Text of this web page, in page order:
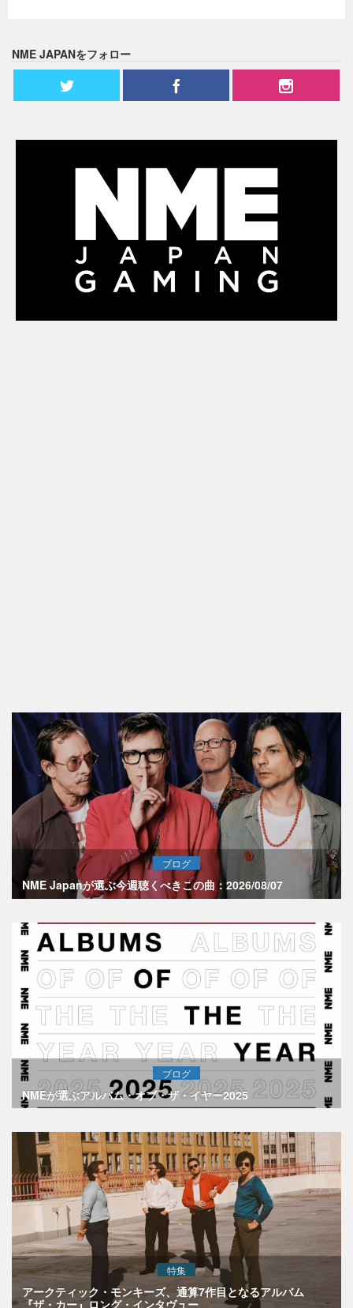
NME JAPANをフォロー
ブログ
NME Japanが選ぶ今週聴くべきこの曲：2026/08/07
ブログ
NMEが選ぶアルバム・オブ・ザ・イヤー2025
特集
アークティック・モンキーズ、通算7作目となるアルバム
『ザ・カー』ロング・インタヴュー